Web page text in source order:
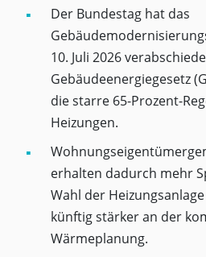
Der Bundestag hat das
10. Juli 2026
Gebäudeenergiegesetz
die starre 65-Prozent-
Heizungen.
erhalten dadurch mehr
Wahl der
künftig stärker an der
Wärmeplanung.